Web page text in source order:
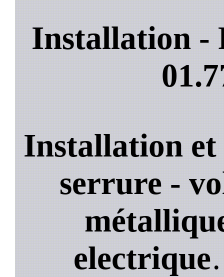
Installation -
Installation
serrure -
electrique